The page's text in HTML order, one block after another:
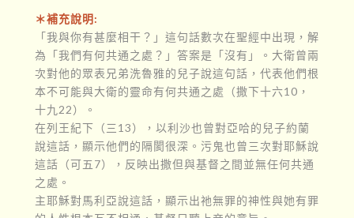
＊補充說明:
「我與你有甚麼相干？」這句話數次在聖經中出現，解
為「我們有何共通之處？」答案是「沒有」。大衛曾兩
次對他的眾表兄弟洗魯雅的兒子說這句話，代表他們根
本不可能與大衛的靈命有何共通之處（撒下十六10，
十九22）。
在列王紀下（三13），以利沙也曾對亞哈的兒子約蘭
說這話，顯示他們的隔閡很深。污鬼也曾三次對耶穌說
這話（可五7），反映出撒但與基督之間並無任何共通
之處。
主耶穌對馬利亞說這話，顯示出祂無罪的神性與她有罪